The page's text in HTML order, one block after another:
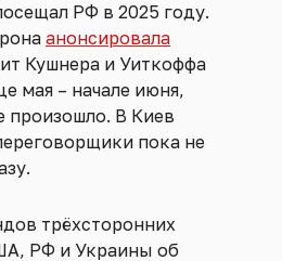
РФ в 2025 году.
анонсировала
Кушнера и Уиткоффа
мая – начале июня,
произошло. В Киев
пока не
трёхсторонних
РФ и Украины об